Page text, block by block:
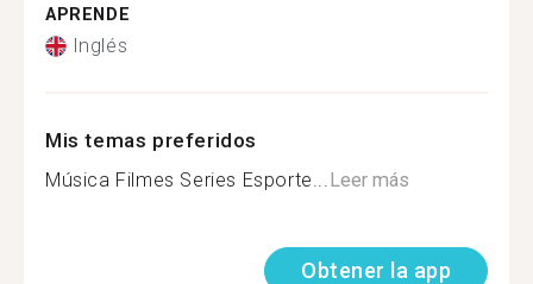
APRENDE
Inglés
Mis temas preferidos
Música Filmes Series Esporte...Leer más
Obtener la app